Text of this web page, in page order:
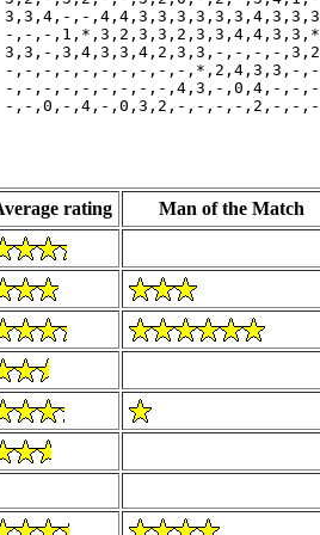
3,3,4,-,-
-,-,-
3,3,-,3,4,3,3,4,2,3,3,-,-,-,-
-,-,-,-,-,-,-,-,-,-
-,-,-,-,-,-,-,-,-,4,3,-,0,4,-
rating
Man of the Match